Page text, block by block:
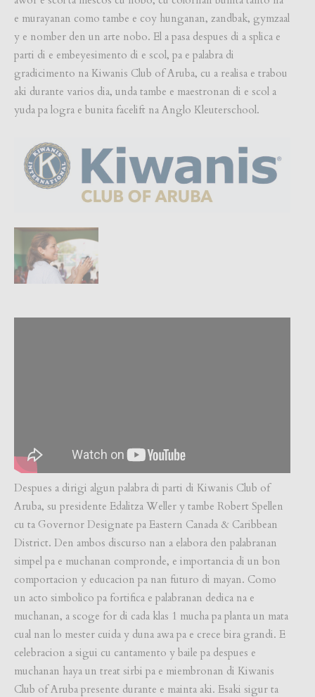
e murayanan como tambe e coy hunganan, zandbak, gymzaal
y e nomber den un arte nobo. El a pasa despues di a splica e
parti di e embeyesimento di e scol, pa e palabra di
gradicimento na Kiwanis Club of Aruba, cu a realisa e trabou
aki durante varios dia, unda tambe e maestronan di e scol a
yuda pa logra e bunita facelift na Anglo Kleuterschool.
Despues a dirigi algun palabra di parti di Kiwanis Club of
Aruba, su presidente Edalitza Weller y tambe Robert Spellen
cu ta Governor Designate pa Eastern Canada & Caribbean
District. Den ambos discurso nan a elabora den palabranan
simpel pa e muchanan compronde, e importancia di un bon
comportacion y educacion pa nan futuro di mayan. Como
un acto simbolico pa fortifica e palabranan dedica na e
muchanan, a scoge for di cada klas 1 mucha pa planta un mata
cual nan lo mester cuida y duna awa pa e crece bira grandi. E
celebracion a sigui cu cantamento y baile pa despues e
muchanan haya un treat sirbi pa e miembronan di Kiwanis
Club of Aruba presente durante e mainta aki. Esaki sigur ta